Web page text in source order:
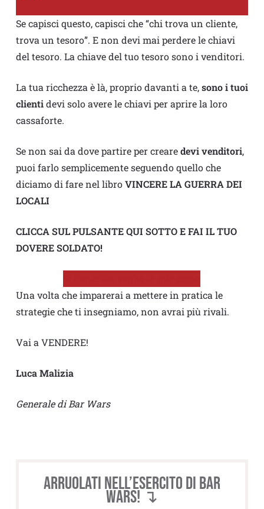
Se capisci questo, capisci che “chi trova un cliente,
trova un tesoro”. E non devi mai perdere le chiavi
del tesoro. La chiave del tuo tesoro sono i venditori.
La tua ricchezza è là, proprio davanti a te,sono i tuoi
clientidevi solo avere le chiavi per aprire la loro
cassaforte.
Se non sai da dove partire per crearedevi venditori,
puoi farlo semplicemente seguendo quello che
diciamo di fare nel libroVINCERE LA GUERRA DEI
LOCALI
CLICCA SUL PULSANTE QUI SOTTO E FAI IL TUO
DOVERE SOLDATO!
Una volta che imparerai a mettere in pratica le
strategie che ti insegniamo, non avrai più rivali.
Vai a VENDERE!
Luca Malizia
Generale di Bar Wars
Arruolati nell’esercito di BAR
WARS! ↴